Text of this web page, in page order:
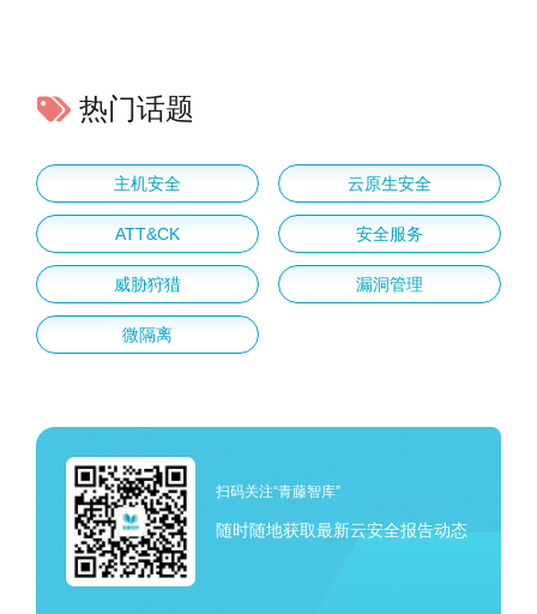
热门话题
主机安全 云原生安全
ATT&CK 安全服务
威胁狩猎 漏洞管理
微隔离
扫码关注“青藤智库”
随时随地获取最新云安全报告动态